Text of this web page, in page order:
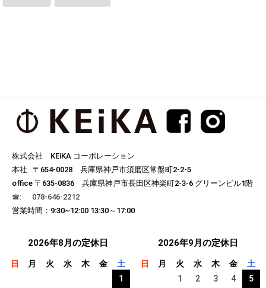
株式会社 KEiKA コーポレーション
本社 〒654-0028 兵庫県神戸市須磨区常盤町2-2-5
office 〒635-0836 兵庫県神戸市長田区神楽町2-3-6 グリーンビル1階
☎︎: 078-646-2212
営業時間：9:30~12:00 13:30～17:00
2026年8月の定休日
日 月 火 水 木 金
土
1
2026年9月の定休日
日 月 火 水 木 金
土
1
2 3 4
5